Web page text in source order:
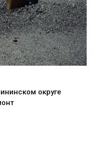
округе